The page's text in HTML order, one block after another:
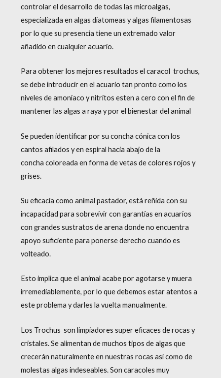
controlar el desarrollo de todas las microalgas,
especializada en algas diatomeas y algas filamentosas
por lo que su presencia tiene un extremado valor
añadido en cualquier acuario.
Para obtener los mejores resultados el caracol trochus,
se debe introducir en el acuario tan pronto como los
niveles de amoniaco y nitritos esten a cero con el fin de
mantener las algas a raya y por el bienestar del animal
Se pueden identificar por su concha cónica con los
cantos afilados y en espiral hacia abajo de la
concha coloreada en forma de vetas de colores rojos y
grises.
Su eficacia como animal pastador, está reñida con su
incapacidad para sobrevivir con garantías en acuarios
con grandes sustratos de arena donde no encuentra
apoyo suficiente para ponerse derecho cuando es
volteado.
Esto implica que el animal acabe por agotarse y muera
irremediablemente, por lo que debemos estar atentos a
este problema y darles la vuelta manualmente.
Los Trochus son limpiadores super eficaces de rocas y
cristales. Se alimentan de muchos tipos de algas que
crecerán naturalmente en nuestras rocas así como de
molestas algas indeseables. Son caracoles muy